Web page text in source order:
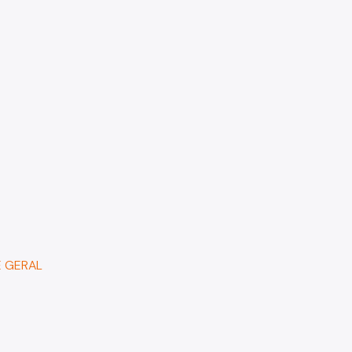
GERAL